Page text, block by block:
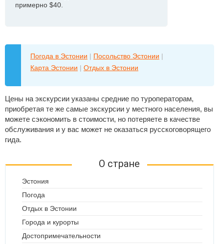
примерно $40.
Погода в Эстонии | Посольство Эстонии |
Карта Эстонии | Отдых в Эстонии
Цены на экскурсии указаны средние по туроператорам,
приобретая те же самые экскурсии у местного населения, вы
можете сэкономить в стоимости, но потеряете в качестве
обслуживания и у вас может не оказаться русскоговорящего
гида.
О стране
Эстония
Погода
Отдых в Эстонии
Города и курорты
Достопримечательности